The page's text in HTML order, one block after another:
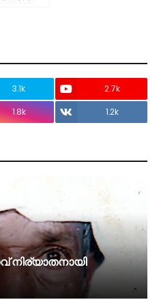
3.1k
2.7k
1.8k 1.2k
നിര്യാതനായി